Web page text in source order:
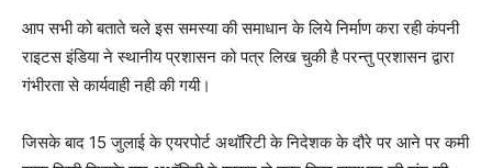
आप सभी को बताते चले इस समस्या की समाधान के लिये निर्माण करा रही कंपनी
राइटस इंडिया ने स्थानीय प्रशासन को पत्र लिख चुकी है परन्तु प्रशासन द्वारा
गंभीरता से कार्यवाही नही की गयी।
जिसके बाद 15 जुलाई के एयरपोर्ट अथॉरिटी के निदेशक के दौरे पर आने पर कमी